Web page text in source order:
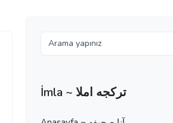
İmla ~ تركجه املا